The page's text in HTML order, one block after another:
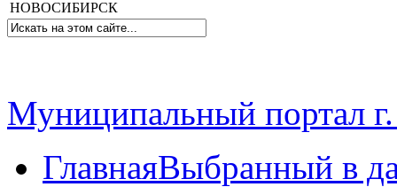
НОВОСИБИРСК
Муниципальный портал
ГлавнаяВыбранный в